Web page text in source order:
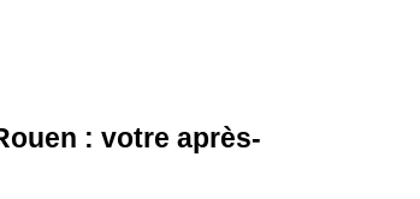
: votre après-